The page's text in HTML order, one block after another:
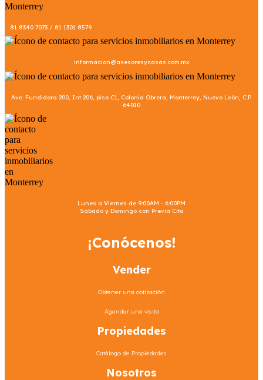
81 8340 7073 / 81 1301 8579
informacion@asesoresycasas.com.mx
Ave. Fundidora 200, Int 206, piso C1, Colonia Obrera, Monterrey, Nuevo León, C.P.
64010
Lunes a Viernes de 9:00AM - 6:00PM
Sábado y Domingo con Previa Cita
¡Conócenos!
Vender
Obtener una cotización
Agendar una visita
Propiedades
Catálogo de Propiedades
Nosotros